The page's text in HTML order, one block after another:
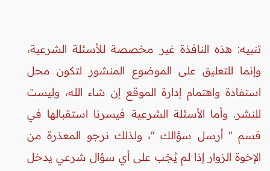
تنبيه: هذه النافذة غير مخصصة للأسئلة الشرعية،
وإنما للتعليق على الموضوع المنشور لتكون محل
استفادة واهتمام إدارة الموقع إن شاء الله، وليست
للنشر. وأما الأسئلة الشرعية فيسرنا استقبالها في
قسم " أرسل سؤالك "، ولذلك نرجو المعذرة من
الإخوة الزوار إذا لم يُجَب على أي سؤال شرعي يدخل